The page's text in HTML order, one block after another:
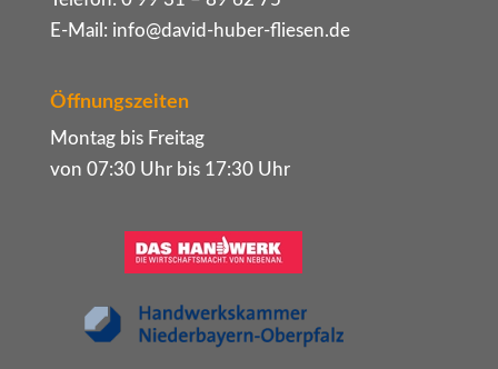
E-Mail: info@david-huber-fliesen.de
Öffnungszeiten
Montag bis Freitag
von 07:30 Uhr bis 17:30 Uhr